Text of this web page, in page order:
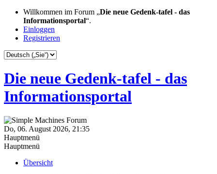
Willkommen im Forum „Die neue Gedenk-tafel - das
Informationsportal“.
Einloggen
Registrieren
Die neue Gedenk-tafel - das
Informationsportal
Do, 06. August 2026, 21:35
Hauptmenü
Hauptmenü
Übersicht